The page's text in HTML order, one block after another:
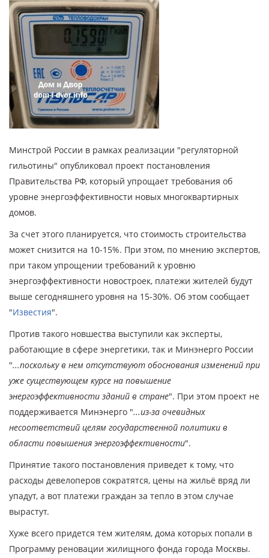
Минстрой России в рамках реализации "регуляторной
гильотины" опубликовал проект постановления
Правительства РФ, который упрощает требования об
уровне энергоэффективности новых многоквартирных
домов.
За счет этого планируется, что стоимость строительства
может снизится на 10-15%. При этом, по мнению экспертов,
при таком упрощении требований к уровню
энергоэффективности новостроек, платежи жителей будут
выше сегодняшнего уровня на 15-30%. Об этом сообщает
"Известия".
Против такого новшества выступили как эксперты,
работающие в сфере энергетики, так и Минэнерго России
"...поскольку в нем отсутствуют обоснования изменений при
уже существующем курсе на повышение
энергоэффективности зданий в стране". При этом проект не
поддерживается Минэнерго "...из-за очевидных
несоответствий целям государственной политики в
области повышения энергоэффективности".
Принятие такого постановления приведет к тому, что
расходы девелоперов сократятся, цены на жильё вряд ли
упадут, а вот платежи граждан за тепло в этом случае
вырастут.
Хуже всего придется тем жителям, дома которых попали в
Программу реновации жилищного фонда города Москвы.